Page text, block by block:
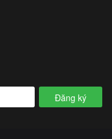
Đăng ký